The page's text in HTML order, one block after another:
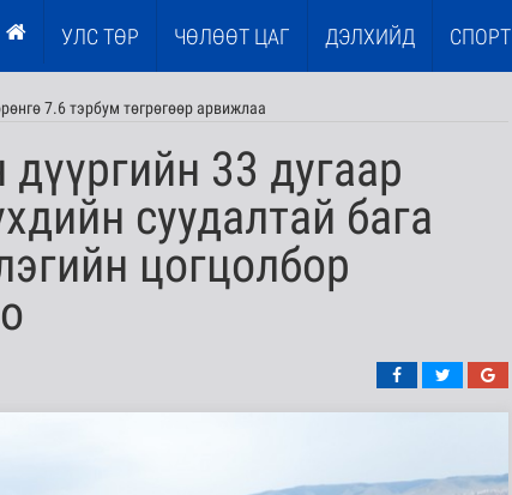
УЛС ТӨР ЧӨЛӨӨТ ЦАГ ДЭЛХИЙД СПОРТ
7.6 тэрбум төгрөгөөр арвижлаа
33 дугаар
суудалтай бага
цогцолбор